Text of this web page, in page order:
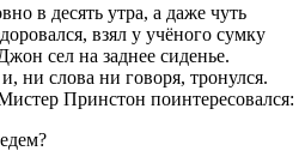
в десять утра, а даже чуть
взял у учёного сумку
сел на заднее сиденье.
ни слова ни говоря, тронулся.
Принстон поинтересовался: